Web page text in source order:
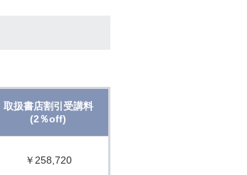
取扱書店割引受講料
(2％off)
￥258,720